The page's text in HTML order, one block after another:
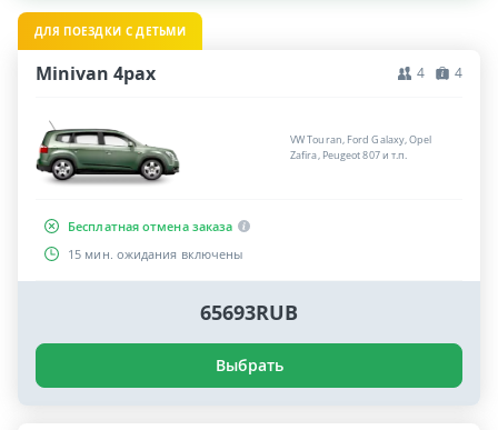
ДЛЯ ПОЕЗДКИ С ДЕТЬМИ
Minivan 4pax 4 4
VW Touran, Ford Galaxy, Opel
Zafira, Peugeot 807 и т.п.
Бесплатная отмена заказа
15 мин. ожидания включены
65693RUB
Выбрать